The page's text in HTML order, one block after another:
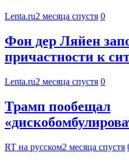
Lenta.ru2 месяца спустя 0
Фон дер Ляйен
причастности к
Lenta.ru2 месяца спустя 0
Трамп пообещал
RT на русском2 месяца спустя